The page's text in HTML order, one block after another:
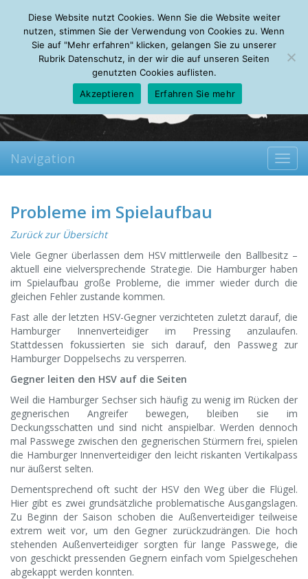
Thursday, 06.08.2026
Mein Account
About Autoren Leseempfehlungen FAQ
Navigation
Probleme im Spielaufbau
Zurück zur Übersicht
Viele Gegner überlassen dem HSV mittlerweile den Ballbesitz –
aktuell eine vielversprechende Strategie. Die Hamburger haben
im Spielaufbau große Probleme, die immer wieder durch die
gleichen Fehler zustande kommen.
Fast alle der letzten HSV-Gegner verzichteten zuletzt darauf, die
Hamburger Innenverteidiger im Pressing anzulaufen.
Stattdessen fokussierten sie sich darauf, den Passweg zur
Hamburger Doppelsechs zu versperren.
Gegner leiten den HSV auf die Seiten
Weil die Hamburger Sechser sich häufig zu wenig im Rücken der
gegnerischen Angreifer bewegen, bleiben sie im
Deckungsschatten und sind nicht anspielbar. Werden dennoch
mal Passwege zwischen den gegnerischen Stürmern frei, spielen
die Hamburger Innenverteidiger den leicht riskanten Vertikalpass
nur äußerst selten.
Dementsprechend oft sucht der HSV den Weg über die Flügel.
Hier gibt es zwei grundsätzliche problematische Ausgangslagen.
Zu Beginn der Saison schoben die Außenverteidiger teilweise
extrem weit vor, um den Gegner zurückzudrängen. Die hoch
stehenden Außenverteidiger sorgten für lange Passwege, die
von geschickt pressenden Gegnern einfach vom Spielgeschehen
abgekappt werden konnten.
Diese Website nutzt Cookies. Wenn Sie die Website weiter
nutzen, stimmen Sie der Verwendung von Cookies zu. Wenn
Sie auf "Mehr erfahren" klicken, gelangen Sie zu unserer
Rubrik Datenschutz, in der wir die auf unseren Seiten
genutzten Cookies auflisten.
Akzeptieren
Erfahren Sie mehr